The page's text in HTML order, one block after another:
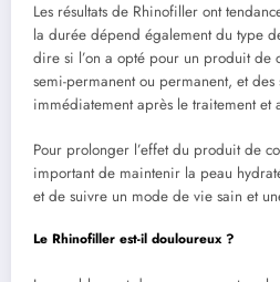
Les résultats de Rhinofiller ont
la durée dépend également du type
dire si l’on a opté pour un produit de
semi-permanent ou permanent, et
immédiatement après le traitement et
Pour prolonger l’effet du produit de
important de maintenir la peau
et de suivre un mode de vie sain et
Le Rhinofiller est-il douloureux ?